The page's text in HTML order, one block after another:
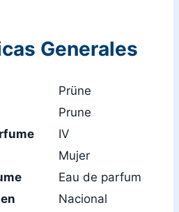
Generales
Prüne
Prune
IV
Mujer
Eau de parfum
Nacional